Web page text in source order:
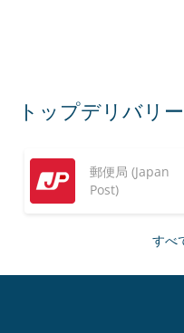
トップデリバリ
郵便局 (Japan
Post)
すべ